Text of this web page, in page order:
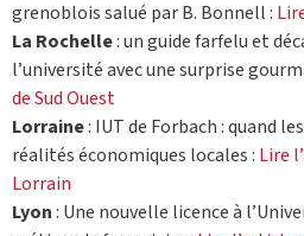
grenoblois salué par B. Bonnell :
La Rochelle: un guide farfelu et
l’université avec une surprise
de Sud Ouest
Lorraine: IUT de Forbach : quand
réalités économiques locales : Lire
Lorrain
Lyon: Une nouvelle licence à